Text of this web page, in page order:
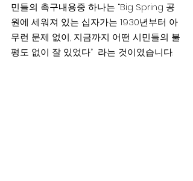
민들의 촉구내용중 하나는 “Big Spring 공
원에 세워져 있는 십자가는 1930년부터 아
무런 문제 없이, 지금까지 어떤 시민들의 불
평도 없이 잘 있었다”  라는 것이였습니다.